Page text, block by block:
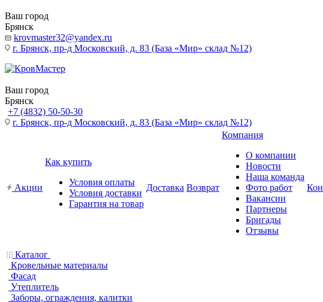
Ваш город
Брянск
krovmaster32@yandex.ru
г. Брянск, пр-д Московский, д. 83 (База «Мир» склад №12)
Ваш город
Брянск
+7 (4832) 50-50-30
г. Брянск, пр-д Московский, д. 83 (База «Мир» склад №12)
Акции
Как купить
Условия оплаты
Условия доставки
Гарантия на товар
Доставка Возврат
Компания
О компании
Новости
Наша команда
Фото работ
Вакансии
Партнеры
Бригады
Отзывы
Каталог
Кровельные материалы
Фасад
Утеплитель
Заборы, ограждения, калитки